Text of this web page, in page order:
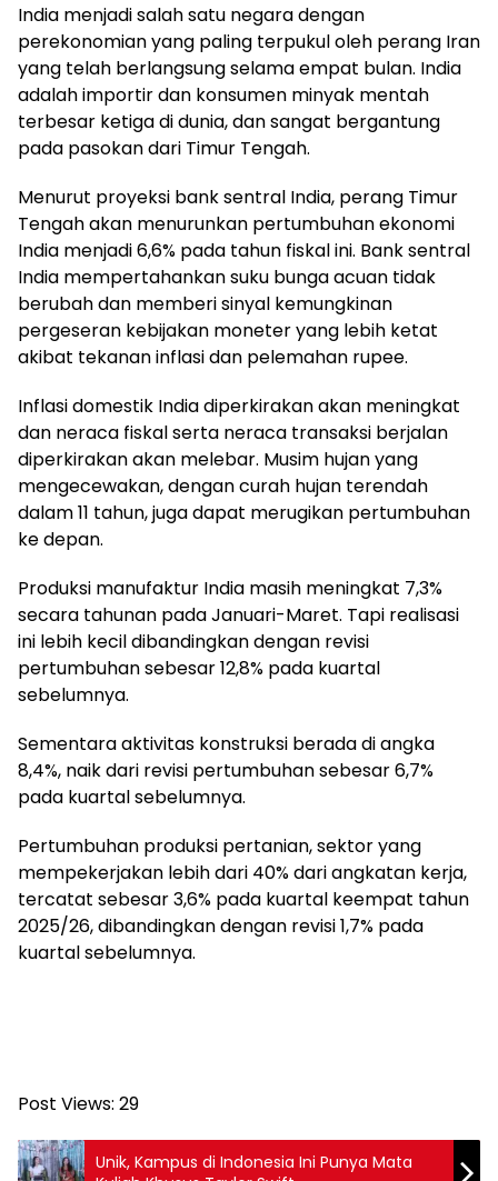
India menjadi salah satu negara dengan
perekonomian yang paling terpukul oleh perang Iran
yang telah berlangsung selama empat bulan. India
adalah importir dan konsumen minyak mentah
terbesar ketiga di dunia, dan sangat bergantung
pada pasokan dari Timur Tengah.
Menurut proyeksi bank sentral India, perang Timur
Tengah akan menurunkan pertumbuhan ekonomi
India menjadi 6,6% pada tahun fiskal ini. Bank sentral
India mempertahankan suku bunga acuan tidak
berubah dan memberi sinyal kemungkinan
pergeseran kebijakan moneter yang lebih ketat
akibat tekanan inflasi dan pelemahan rupee.
Inflasi domestik India diperkirakan akan meningkat
dan neraca fiskal serta neraca transaksi berjalan
diperkirakan akan melebar. Musim hujan yang
mengecewakan, dengan curah hujan terendah
dalam 11 tahun, juga dapat merugikan pertumbuhan
ke depan.
Produksi manufaktur India masih meningkat 7,3%
secara tahunan pada Januari-Maret. Tapi realisasi
ini lebih kecil dibandingkan dengan revisi
pertumbuhan sebesar 12,8% pada kuartal
sebelumnya.
Sementara aktivitas konstruksi berada di angka
8,4%, naik dari revisi pertumbuhan sebesar 6,7%
pada kuartal sebelumnya.
Pertumbuhan produksi pertanian, sektor yang
mempekerjakan lebih dari 40% dari angkatan kerja,
tercatat sebesar 3,6% pada kuartal keempat tahun
2025/26, dibandingkan dengan revisi 1,7% pada
kuartal sebelumnya.
Post Views: 29
Unik, Kampus di Indonesia Ini Punya Mata